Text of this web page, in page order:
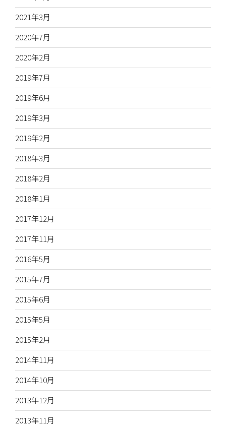
2021年3月
2020年7月
2020年2月
2019年7月
2019年6月
2019年3月
2019年2月
2018年3月
2018年2月
2018年1月
2017年12月
2017年11月
2016年5月
2015年7月
2015年6月
2015年5月
2015年2月
2014年11月
2014年10月
2013年12月
2013年11月